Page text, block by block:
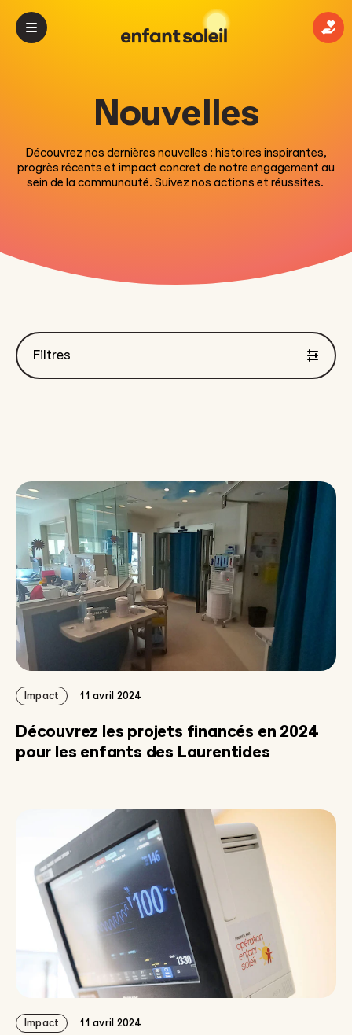
Nouvelles
Découvrez nos dernières nouvelles : histoires inspirantes,
progrès récents et impact concret de notre engagement au
sein de la communauté. Suivez nos actions et réussites.
Filtres
Impact 11 avril 2024
Découvrez les projets financés en 2024
pour les enfants des Laurentides
Impact 11 avril 2024